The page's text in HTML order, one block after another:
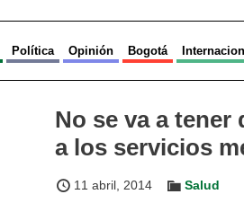
Política Opinión Bogotá
No se va a tener
a los servicios
11 abril, 2014 Salud